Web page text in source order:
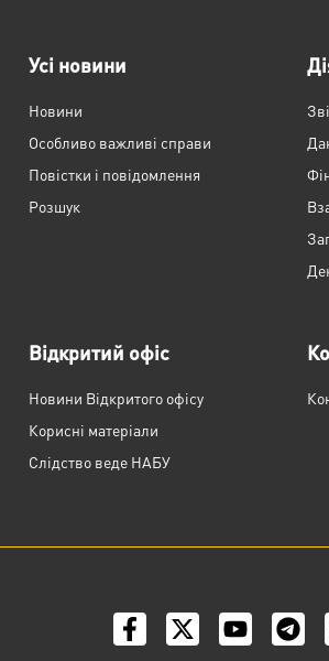
Усі новини
Новини
Особливо важливі справи
Повістки і повідомлення
Розшук
Відкритий офіс
Новини Відкритого офісу
Корисні матеріали
Слідство веде НАБУ